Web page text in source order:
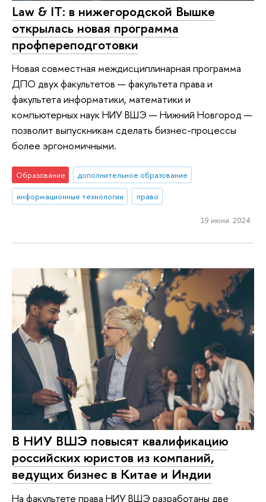
Law & IT: в нижегородской Вышке
открылась новая программа
профпереподготовки
Новая совместная междисциплинарная программа
ДПО двух факультетов — факультета права и
факультета информатики, математики и
компьютерных наук НИУ ВШЭ — Нижний Новгород —
позволит выпускникам сделать бизнес-процессы
более эргономичными.
Образование
дополнительное образование
информационные технологии
право
19 июня 2024
В НИУ ВШЭ повысят квалификацию
российских юристов из компаний,
ведущих бизнес в Китае и Индии
На факультете права НИУ ВШЭ разработаны две